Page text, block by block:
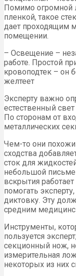
Помимо огромной
пленкой, такое
дает проходящим
помещении.
– Освещение –
работе. Простой
кровоподтек – он
желтеет
Эксперту важно
естественный
По сторонам от
металлических
Чем-то они
сходства
сток для
небольшой
вскрытия
помогать
диктовку. Эту
средним
Инструменты,
пользуется
секционный нож,
измерительная
некоторых из них